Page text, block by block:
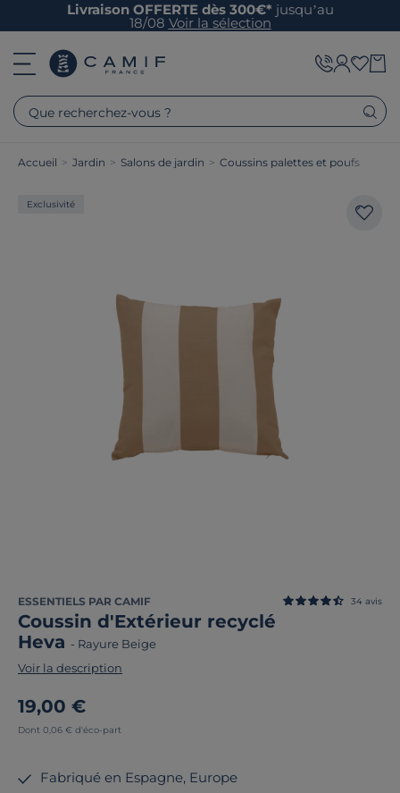
Livraison OFFERTE dès 300€* jusqu’au
18/08 Voir la sélection
Que recherchez-vous ?
Accueil > Jardin > Salons de jardin > Coussins palettes et poufs
Exclusivité
ESSENTIELS PAR CAMIF
Coussin d'Extérieur recyclé
Heva - Rayure Beige
34 avis
Voir la description
19,00 €
Dont 0,06 € d'éco-part
Fabriqué en Espagne, Europe